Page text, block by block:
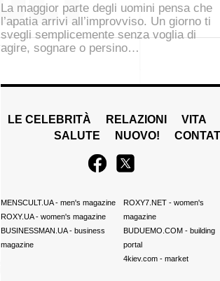
La maggior parte degli uomini pensa che
l’apatia arrivi all’improvviso. Un giorno ti
svegli semplicemente senza voglia di
agire, sognare o persino…
LE CELEBRITÀ RELAZIONI
VITA
SALUTE
NUOVO!
MENSCULT.UA- men's magazine
ROXY.UA- women's magazine
BUSINESSMAN.UA- business
magazine
ROXY7.NET- women's
magazine
BUDUEMO.COM- building
portal
4kiev.com- market